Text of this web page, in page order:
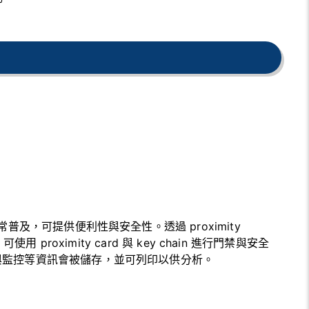
普及，可提供便利性與安全性。透過 proximity
使用 proximity card 與 key chain 進行門禁與安全
控等資訊會被儲存，並可列印以供分析。